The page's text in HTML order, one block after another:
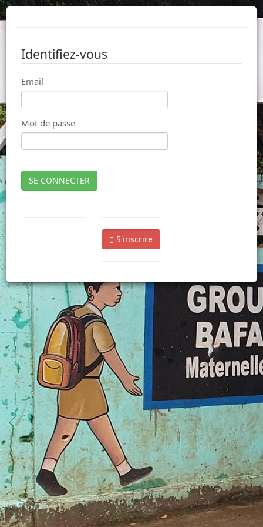
Identifiez-vous
Email
Mot de passe
SE CONNECTER
S'inscrire